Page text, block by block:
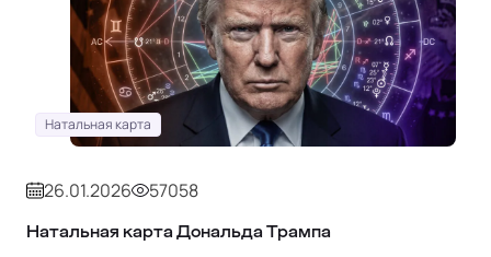
Натальная карта
26.01.2026 57058
Натальная карта Дональда Трампа